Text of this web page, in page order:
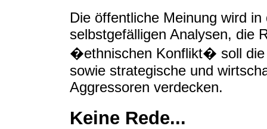
Die öffentliche Meinung wird
selbstgefälligen Analysen, die
�ethnischen Konflikt� soll die
sowie strategische und
Aggressoren verdecken.
Keine Rede...